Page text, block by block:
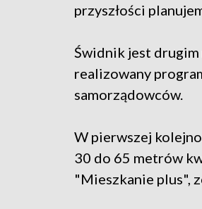
przyszłości
Świdnik jest drugim
realizowany
samorządowców.
W pierwszej
30 do 65 metrów
"Mieszkanie plus",